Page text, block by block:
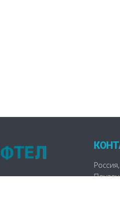
Россия,